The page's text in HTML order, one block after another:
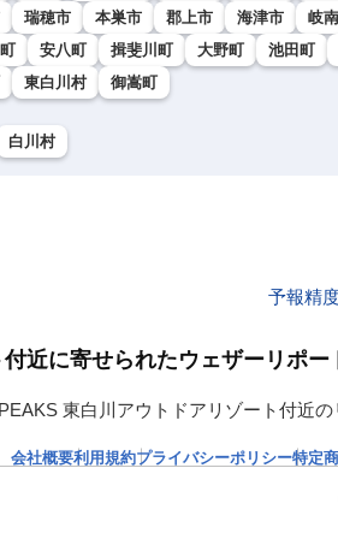
瑞穂市 本巣市 郡上市 海津市 岐
安八町 揖斐川町 大野町 池田町
東白川村 御嵩町
白川村
予報精
近に寄せられたウェザーリポー
東白川アウトドアリゾート付近の
会社概要利用規約プライバシーポリシー特定